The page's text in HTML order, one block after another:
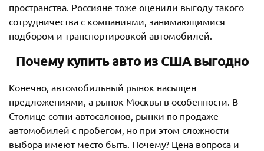
пространства. Россияне тоже оценили выгоду такого
сотрудничества с компаниями, занимающимися
подбором и транспортировкой автомобилей.
Почему купить авто из США выгодно
Конечно, автомобильный рынок насыщен
предложениями, а рынок Москвы в особенности. В
Столице сотни автосалонов, рынки по продаже
автомобилей с пробегом, но при этом сложности
выбора имеют место быть. Почему? Цена вопроса и